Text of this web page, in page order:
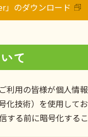
」のダウンロード
て
利用の皆様が個人情
化技術）を使用して
する前に暗号化する